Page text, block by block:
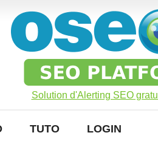
Solution d'Alerting SEO
TUTO LOGIN